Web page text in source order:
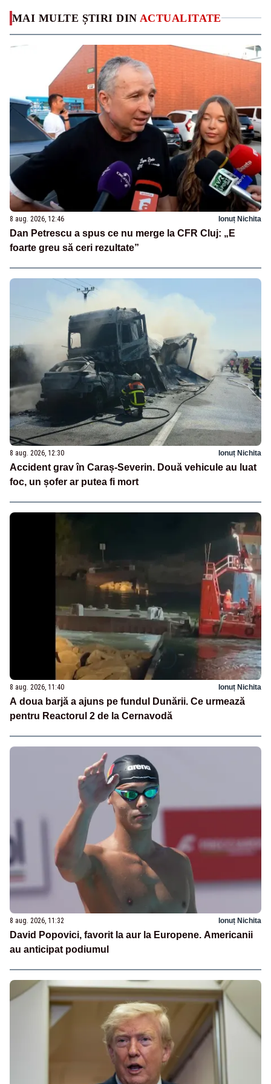
MAI MULTE ȘTIRI DIN ACTUALITATE
8 aug. 2026, 12:46 Ionuț Nichita
Dan Petrescu a spus ce nu merge la CFR Cluj: „E
foarte greu să ceri rezultate”
8 aug. 2026, 12:30 Ionuț Nichita
Accident grav în Caraș-Severin. Două vehicule au luat
foc, un șofer ar putea fi mort
8 aug. 2026, 11:40 Ionuț Nichita
A doua barjă a ajuns pe fundul Dunării. Ce urmează
pentru Reactorul 2 de la Cernavodă
8 aug. 2026, 11:32 Ionuț Nichita
David Popovici, favorit la aur la Europene. Americanii
au anticipat podiumul